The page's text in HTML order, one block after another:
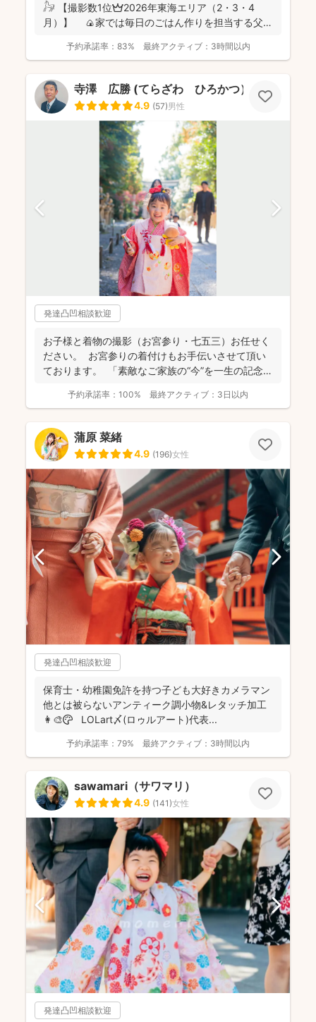
𓃗 【撮影数1位👑2026年東海エリア（2・3・4
月）】 🍙家では毎日のごはん作りを担当する父で
予約承諾率： 83% 最終アクティブ： 3時間以内
寺澤 広勝 (てらざわ ひろかつ）
4.9 (57)男性
発達凸凹相談歓迎
お子様と着物の撮影（お宮参り・七五三）お任せく
ださい。 お宮参りの着付けもお手伝いさせて頂い
ております。 「素敵なご家族の“今”を一生の記念
予約承諾率： 100% 最終アクティブ： 3日以内
蒲原 菜緒
4.9 (196)女性
発達凸凹相談歓迎
保育士・幼稚園免許を持つ子ども大好きカメラマン
他とは被らないアンティーク調小物&レタッチ加工
👩‍🎨🎨 LOLart〆(ロゥルアート)代表...
予約承諾率： 79% 最終アクティブ： 3時間以内
sawamari（サワマリ）
4.9 (141)女性
発達凸凹相談歓迎